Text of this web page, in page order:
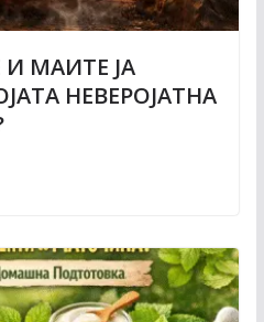
МАИТЕ ЈА
НЕВЕРОЈАТНА